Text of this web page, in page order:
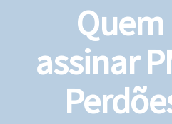
assinar